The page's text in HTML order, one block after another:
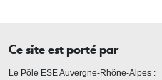
Ce site est porté par
Le Pôle ESE Auvergne-Rhône-Alpes :